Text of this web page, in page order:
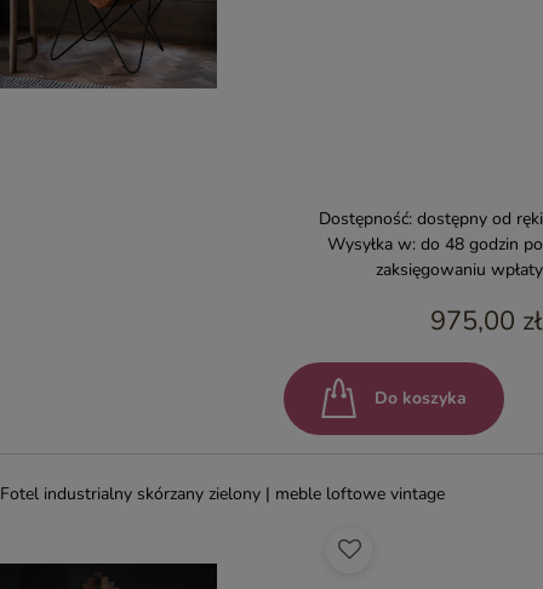
Dostępność: dostępny od ręki
Wysyłka w: do 48 godzin po
zaksięgowaniu wpłaty
975,00 zł
Do koszyka
Fotel industrialny skórzany zielony | meble loftowe vintage